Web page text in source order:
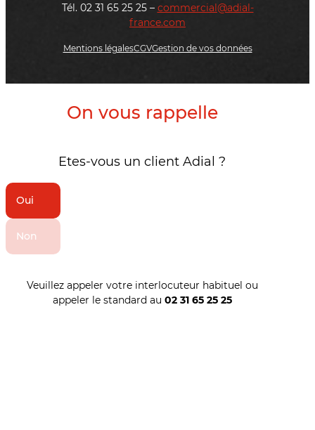
Tél. 02 31 65 25 25 – commercial@adial-
france.com
Mentions légalesCGVGestion de vos données
On vous rappelle
Etes-vous un client Adial ?
Oui
Non
Veuillez appeler votre interlocuteur habituel ou
appeler le standard au 02 31 65 25 25